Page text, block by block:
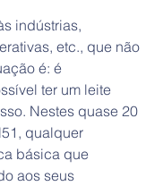
indústrias,
etc., que não
é: é
ter um leite
Nestes quase 20
qualquer
básica que
aos seus